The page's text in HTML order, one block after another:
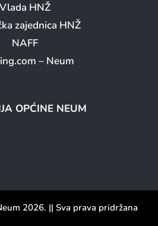
Vlada HNŽ
zajednica HNŽ
NAFF
– Neum
OPĆINE NEUM
2026. || Sva prava pridržana